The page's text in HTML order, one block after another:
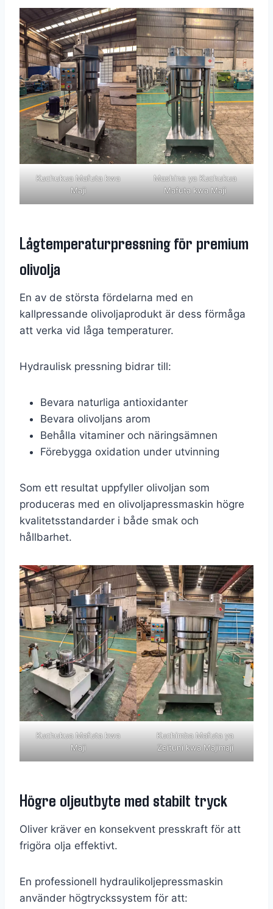
Kuchukua Mafuta kwa
Maji
Mashine ya Kuchukua
Mafuta kwa Maji
Lågtemperaturpressning för premium
olivolja
En av de största fördelarna med en
kallpressande olivoljaprodukt är dess förmåga
att verka vid låga temperaturer.
Hydraulisk pressning bidrar till:
Bevara naturliga antioxidanter
Bevara olivoljans arom
Behålla vitaminer och näringsämnen
Förebygga oxidation under utvinning
Som ett resultat uppfyller olivoljan som
produceras med en olivoljapressmaskin högre
kvalitetsstandarder i både smak och
hållbarhet.
Kuchukua Mafuta kwa
Maji
Kuchimba Mafuta ya
Zeituni kwa Majimaji
Högre oljeutbyte med stabilt tryck
Oliver kräver en konsekvent presskraft för att
frigöra olja effektivt.
En professionell hydraulikoljepressmaskin
använder högtryckssystem för att: